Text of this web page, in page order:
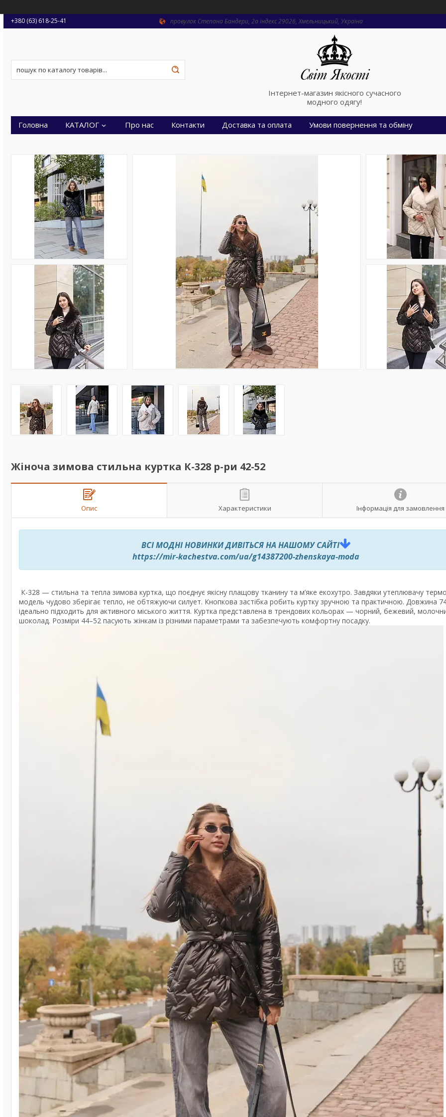
+380 (63) 618-25-41
провулок Степана Бандери, 2a індекс 29026, Хмельницький, Україна
Інтернет-магазин якісного сучасного
модного одягу!
Головна КАТАЛОГ Про нас Контакти Доставка та оплата Умови повернення та обміну
Жіноча зимова стильна куртка К-328 р-ри 42-52
Опис Характеристики Інформація для замовлення
ВСІ МОДНІ НОВИНКИ ДИВІТЬСЯ НА НАШОМУ САЙТІ
https://mir-kachestva.com/ua/g14387200-zhenskaya-moda
К-328 — стильна та тепла зимова куртка, що поєднує якісну плащову тканину та м’яке екохутро. Завдяки утеплювачу
модель чудово зберігає тепло, не обтяжуючи силует. Кнопкова застібка робить куртку зручною та практичною. Довжина
ідеально підходить для активного міського життя. Куртка представлена в трендових кольорах — чорний, бежевий,
шоколад. Розміри 44–52 пасують жінкам із різними параметрами та забезпечують комфортну посадку.